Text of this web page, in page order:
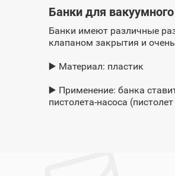
Банки для
Банки имеют различные
клапаном закрытия и
▶️ Материал: пластик
▶️ Применение: банка
пистолета-насоса